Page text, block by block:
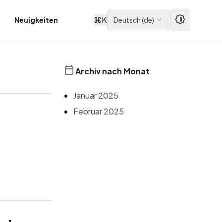
Neuigkeiten ⌘K Deutsch(de)
Archiv nach Monat
Januar 2025
Februar 2025